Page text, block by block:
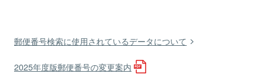
郵便番号検索に使用されているデータについて
2025年度版郵便番号の変更案内